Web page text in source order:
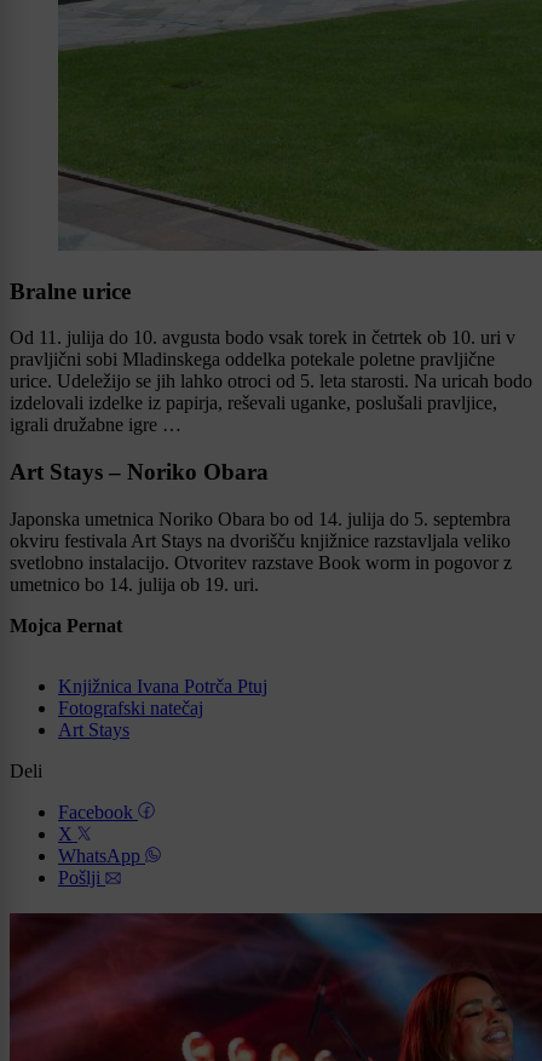
Bralne urice
Od 11. julija do 10. avgusta bodo vsak torek in četrtek ob 10. uri v
pravljični sobi Mladinskega oddelka potekale poletne pravljične
urice. Udeležijo se jih lahko otroci od 5. leta starosti. Na uricah bodo
izdelovali izdelke iz papirja, reševali uganke, poslušali pravljice,
igrali družabne igre …
Art Stays – Noriko Obara
Japonska umetnica Noriko Obara bo od 14. julija do 5. septembra
okviru festivala Art Stays na dvorišču knjižnice razstavljala veliko
svetlobno instalacijo. Otvoritev razstave Book worm in pogovor z
umetnico bo 14. julija ob 19. uri.
Mojca Pernat
Knjižnica Ivana Potrča Ptuj
Fotografski natečaj
Art Stays
Deli
Facebook
X
WhatsApp
Pošlji